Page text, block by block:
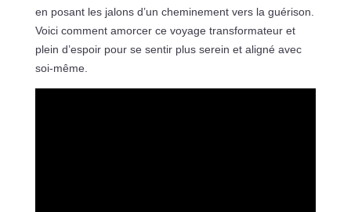
en posant les jalons d’un cheminement vers la guérison.
Voici comment amorcer ce voyage transformateur et
plein d’espoir pour se sentir plus serein et aligné avec
soi-même.